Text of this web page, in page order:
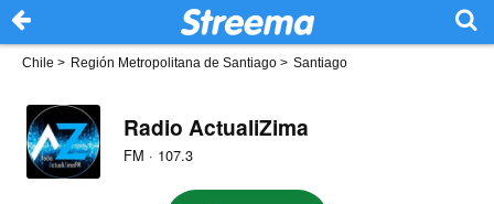
Chile > Región Metropolitana de Santiago > Santiago
Radio ActualiZima
FM · 107.3